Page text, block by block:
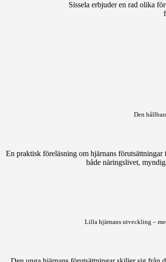
Sissela erbjuder en rad olika
Den
En praktisk föreläsning om hjärnans
både näringslivet,
Lilla hjärnans utveckling –